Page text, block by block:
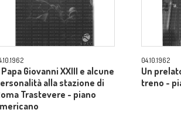
Papa Giovanni XXIII e alcune
alla stazione di
Trastevere - piano
04.10.1962
Un
treno -